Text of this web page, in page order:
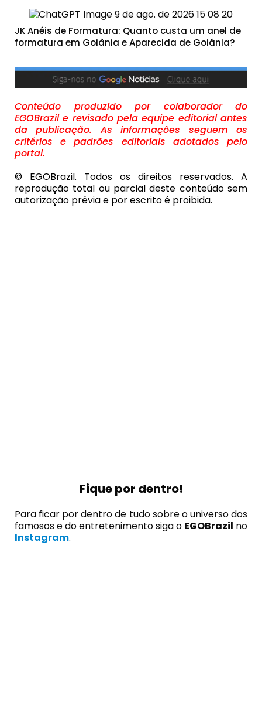
JK Anéis de Formatura: Quanto custa um anel de
formatura em Goiânia e Aparecida de Goiânia?
Conteúdo produzido por colaborador do
EGOBrazil e revisado pela equipe editorial antes
da publicação. As informações seguem os
critérios e padrões editoriais adotados pelo
portal.
© EGOBrazil. Todos os direitos reservados. A
reprodução total ou parcial deste conteúdo sem
autorização prévia e por escrito é proibida.
Fique por dentro!
Para ficar por dentro de tudo sobre o universo dos
famosos e do entretenimento siga o EGOBrazil no
Instagram.